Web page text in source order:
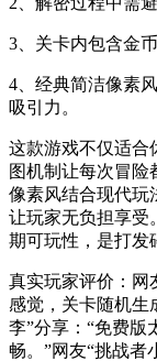
3、关卡内包含金
4、经典简洁像素
吸引力。
这款游戏不仅适合
图机制让每次冒险
像素风结合现代玩
让玩家无负担享受
期可玩性，是打发
真实玩家评价：网
感觉，关卡随机生
李”分享：“免费版
畅。”网友“挑战者